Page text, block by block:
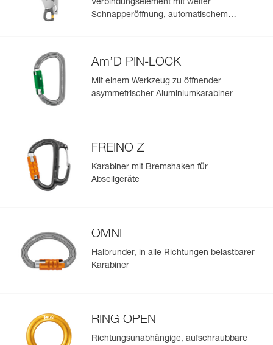
Verbindungselement mit weiter
Schnapperöffnung, automatischem
Am’D PIN-LOCK
Mit einem Werkzeug zu öffnender
asymmetrischer Aluminiumkarabiner
FREINO Z
Karabiner mit Bremshaken für
Abseilgeräte
OMNI
Halbrunder, in alle Richtungen belastbarer
Karabiner
RING OPEN
Richtungsunabhängige, aufschraubbare